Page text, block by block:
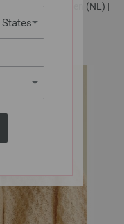
States
Breibeschrijvingen (NL) |